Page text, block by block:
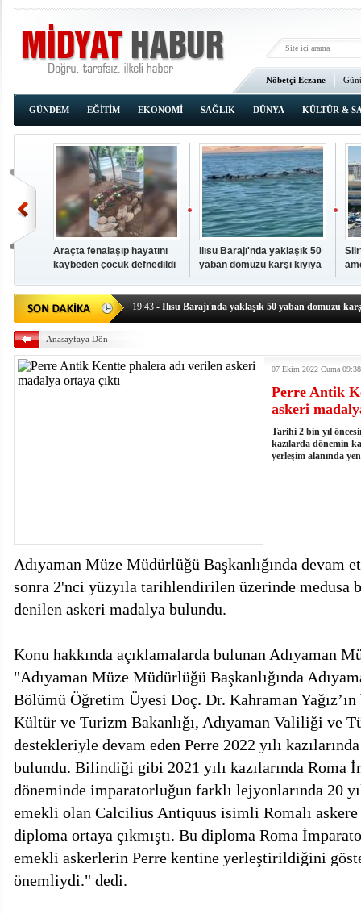
Nöbetçi Eczane
Ana Sayfa
GÜNDEM
EĞİTİM EKONOMİ SAĞLIK DÜNYA KÜLTÜR &
Araçta fenalaşıp hayatını
kaybeden çocuk defnedildi
Ilısu Barajı'nda yaklaşık 50
yaban domuzu karşı kıyıya
- OKUMAK İÇİN TIKLAYIN
19:43 - Ilısu Barajı'nda yaklaşık 50 yaban domuzu
19:42- Hacıoğlu: UMKE ekipleri bilgi, cesaret ve
19:08- HÜDA PAR Şırnak il başkanı Yalçın:
- Öter: Maneviyatı ve ahlaki yapıyı bozan en
- MARSU, Kabala Mahallesi'nin Yaklaşık 40
- VEFAT • Mehmet Ata Baştuğ
- Mardin’de yangına müdahale eden itfaiye
- Başkan Genç, Şırnak'ta dönel kavşak çağrısını
- Bakan Memişoğlu: 500 yataklı hastanemizi
Anasayfaya Dön
07 Ekim 2022 Cuma 09:38
Perre Antik
askeri
​​Tarihi 2 bin yıl
kazılarda dönemin
yerleşim alanında
Adıyaman Müze Müdürlüğü Başkanlığında devam
sonra 2'nci yüzyıla tarihlendirilen üzerinde medusa
denilen askeri madalya bulundu.
Konu hakkında açıklamalarda bulunan Adıyaman
"Adıyaman Müze Müdürlüğü Başkanlığında
Bölümü Öğretim Üyesi Doç. Dr. Kahraman
Kültür ve Turizm Bakanlığı, Adıyaman Valiliği ve
destekleriyle devam eden Perre 2022 yılı
bulundu. Bilindiği gibi 2021 yılı kazılarında Roma
döneminde imparatorluğun farklı lejyonlarında 20
emekli olan Calcilius Antiquus isimli Romalı
diploma ortaya çıkmıştı. Bu diploma Roma
emekli askerlerin Perre kentine yerleştirildiğini
önemliydi." dedi.